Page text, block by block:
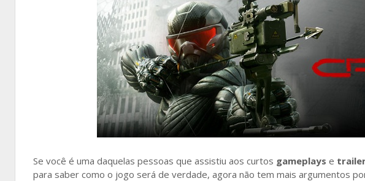
Se você é uma daquelas pessoas que assistiu aos curtos gameplays e
para saber como o jogo será de verdade, agora não tem mais argumentos